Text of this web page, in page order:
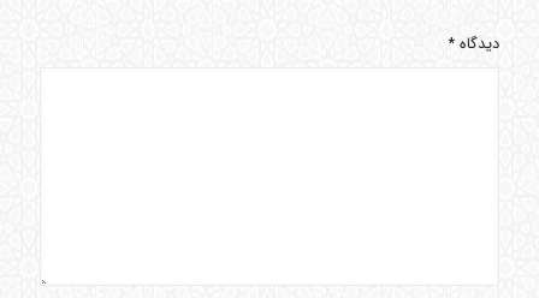
دیدگاه*